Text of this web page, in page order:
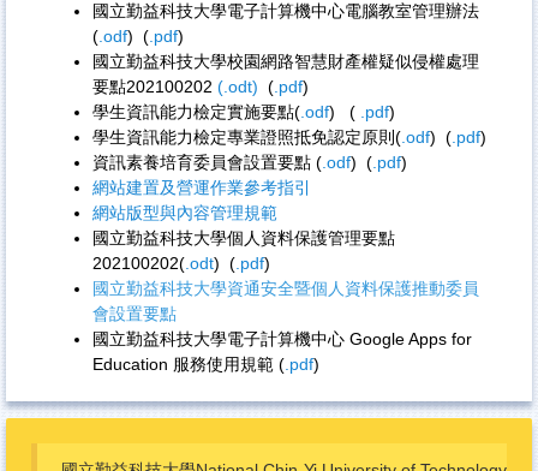
國立勤益科技大學電子計算機中心電腦教室管理辦法
(.odf) (.pdf)
國立勤益科技大學校園網路智慧財產權疑似侵權處理
要點202100202 (.odt) (.pdf)
學生資訊能力檢定實施要點(.odf) ( .pdf)
學生資訊能力檢定專業證照抵免認定原則(.odf) (.pdf)
資訊素養培育委員會設置要點 (.odf) (.pdf)
網站建置及營運作業參考指引
網站版型與內容管理規範
國立勤益科技大學個人資料保護管理要點
202100202(.odt) (.pdf)
國立勤益科技大學資通安全暨個人資料保護推動委員
會設置要點
國立勤益科技大學電子計算機中心 Google Apps for
Education 服務使用規範 (.pdf)